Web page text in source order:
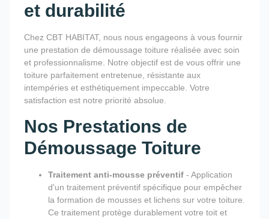
et durabilité
Chez CBT HABITAT, nous nous engageons à vous fournir
une prestation de démoussage toiture réalisée avec soin
et professionnalisme. Notre objectif est de vous offrir une
toiture parfaitement entretenue, résistante aux
intempéries et esthétiquement impeccable. Votre
satisfaction est notre priorité absolue.
Nos Prestations de
Démoussage Toiture
Traitement anti-mousse préventif - Application
d'un traitement préventif spécifique pour empêcher
la formation de mousses et lichens sur votre toiture.
Ce traitement protège durablement votre toit et